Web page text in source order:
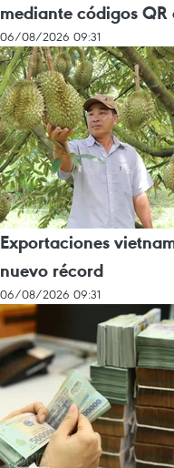
mediante códigos QR
06/08/2026 09:31
Exportaciones
nuevo récord
06/08/2026 09:31